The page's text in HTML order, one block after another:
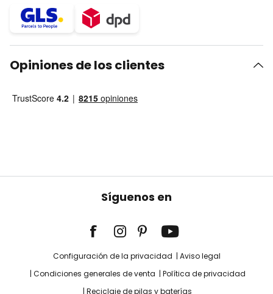
Opiniones de los clientes
Síguenos en
Configuración de la privacidad
Aviso legal
Condiciones generales de venta
Política de privacidad
Reciclaje de pilas y baterías